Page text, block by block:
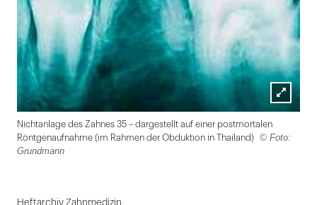
Lightbox
öffnen
Nichtanlage des Zahnes 35 – dargestellt auf einer postmortalen
Röntgenaufnahme (im Rahmen der Obduktion in Thailand)
© Foto:
Grundmann
1Heftarchiv Zahnmedizin